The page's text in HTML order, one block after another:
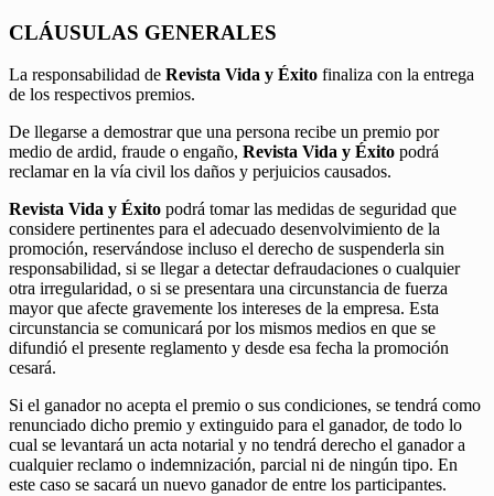
CLÁUSULAS GENERALES
La responsabilidad de Revista Vida y Éxito finaliza con la entrega
de los respectivos premios.
De llegarse a demostrar que una persona recibe un premio por
medio de ardid, fraude o engaño, Revista Vida y Éxito podrá
reclamar en la vía civil los daños y perjuicios causados.
Revista Vida y Éxito podrá tomar las medidas de seguridad que
considere pertinentes para el adecuado desenvolvimiento de la
promoción, reservándose incluso el derecho de suspenderla sin
responsabilidad, si se llegar a detectar defraudaciones o cualquier
otra irregularidad, o si se presentara una circunstancia de fuerza
mayor que afecte gravemente los intereses de la empresa. Esta
circunstancia se comunicará por los mismos medios en que se
difundió el presente reglamento y desde esa fecha la promoción
cesará.
Si el ganador no acepta el premio o sus condiciones, se tendrá como
renunciado dicho premio y extinguido para el ganador, de todo lo
cual se levantará un acta notarial y no tendrá derecho el ganador a
cualquier reclamo o indemnización, parcial ni de ningún tipo. En
este caso se sacará un nuevo ganador de entre los participantes.